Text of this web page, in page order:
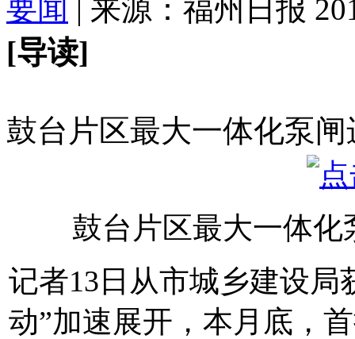
要闻 | 来源：福州日报
[导读]
鼓台片区最大一体化泵
鼓台片区最大一体
记者13日从市城乡建设局
动”加速展开，本月底，